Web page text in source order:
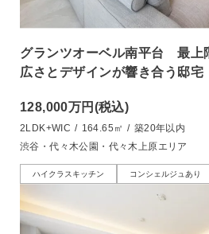
グランツオーベル南平台 最上
広さとデザインが響き合う邸宅
128,000万円 (税込)
2LDK+WIC / 164.65㎡ / 築20年以内
渋谷・代々木公園・代々木上原エリア
ハイクラスキッチン コンシェルジュあり